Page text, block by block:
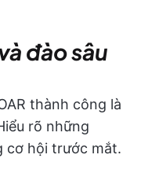
đào sâu
thành công là
rõ những
cơ hội trước mắt.